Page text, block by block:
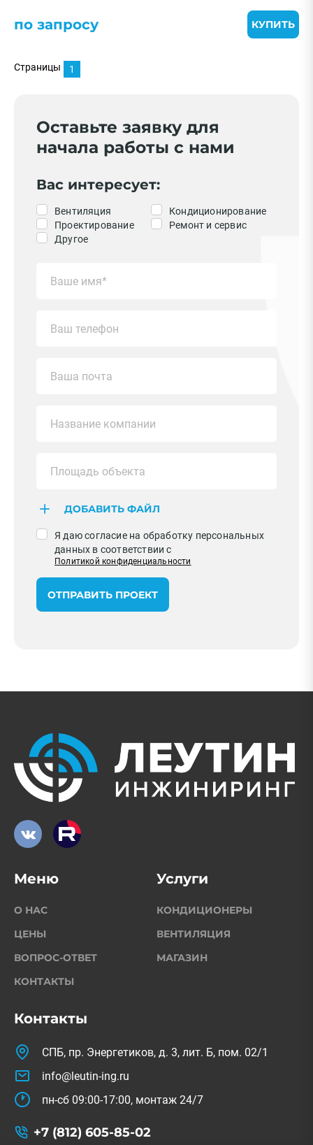
по запросу КУПИТЬ
Страницы 1
Оставьте заявку для
начала работы с нами
Вас интересует:
Вентиляция
Кондиционирование
Проектирование
Ремонт и сервис
Другое
ДОБАВИТЬ ФАЙЛ
Я даю согласие на обработку персональных
данных в соответствии с
Политикой конфиденциальности
ОТПРАВИТЬ ПРОЕКТ
Контакты
СПБ, пр. Энергетиков, д. 3, лит. Б, пом. 02/1
info@leutin-ing.ru
пн-сб 09:00-17:00, монтаж 24/7
+7 (812) 605-85-02
Меню
О НАС
ЦЕНЫ
ВОПРОС-ОТВЕТ
КОНТАКТЫ
Услуги
КОНДИЦИОНЕРЫ
ВЕНТИЛЯЦИЯ
МАГАЗИН